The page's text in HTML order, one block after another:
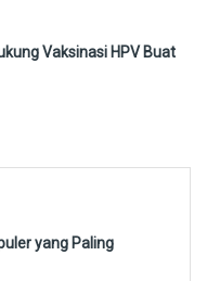
Vaksinasi HPV Buat
yang Paling